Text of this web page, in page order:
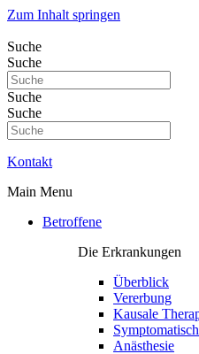
Zum Inhalt springen
Suche
Suche
Suche
Suche
Kontakt
Main Menu
Betroffene
Die Erkrankungen
Überblick
Vererbung
Kausale
Anästhesie